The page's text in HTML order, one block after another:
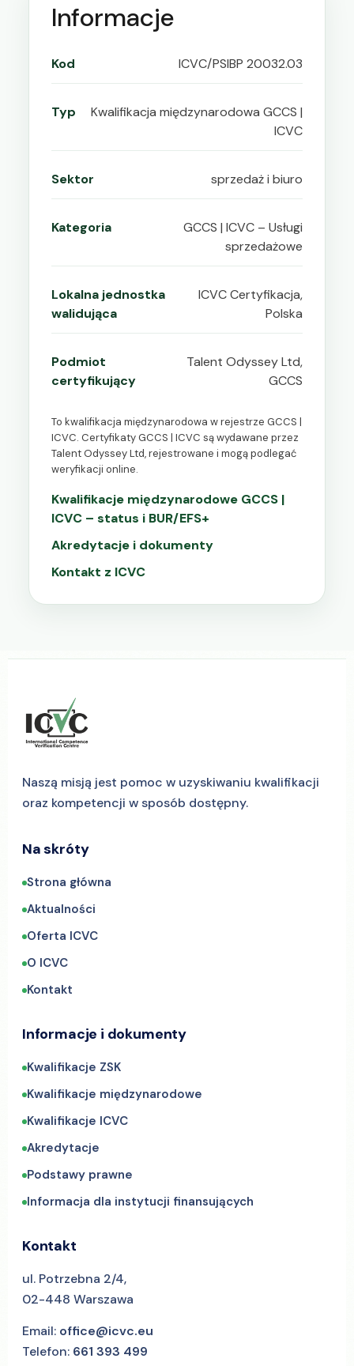
Informacje
Kod ICVC/PSIBP 20032.03
Typ
Kwalifikacja międzynarodowa GCCS |
ICVC
Sektor sprzedaż i biuro
Kategoria
GCCS | ICVC – Usługi
sprzedażowe
Lokalna jednostka
walidująca
ICVC Certyfikacja,
Polska
Podmiot
certyfikujący
Talent Odyssey Ltd,
GCCS
To kwalifikacja międzynarodowa w rejestrze GCCS |
ICVC. Certyfikaty GCCS | ICVC są wydawane przez
Talent Odyssey Ltd, rejestrowane i mogą podlegać
weryfikacji online.
Kwalifikacje międzynarodowe GCCS |
ICVC – status i BUR/EFS+
Akredytacje i dokumenty
Kontakt z ICVC
Naszą misją jest pomoc w uzyskiwaniu kwalifikacji
oraz kompetencji w sposób dostępny.
Na skróty
Strona główna
Aktualności
Oferta ICVC
O ICVC
Kontakt
Informacje i dokumenty
Kwalifikacje ZSK
Kwalifikacje międzynarodowe
Kwalifikacje ICVC
Akredytacje
Podstawy prawne
Informacja dla instytucji finansujących
Kontakt
ul. Potrzebna 2/4,
02-448 Warszawa
Email: office@icvc.eu
Telefon: 661 393 499